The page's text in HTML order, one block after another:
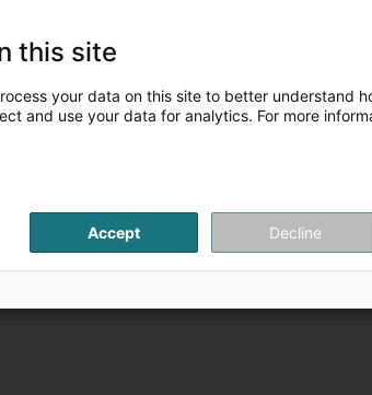
this site
your data on this site to better understand
and use your data for analytics. For more
Accept Decline